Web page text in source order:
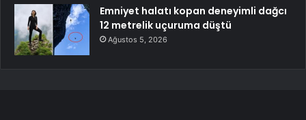
Emniyet halatı kopan deneyimli dağcı
12 metrelik uçuruma düştü
Ağustos 5, 2026